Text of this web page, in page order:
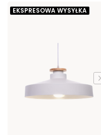
EKSPRESOWA WYSYŁKA